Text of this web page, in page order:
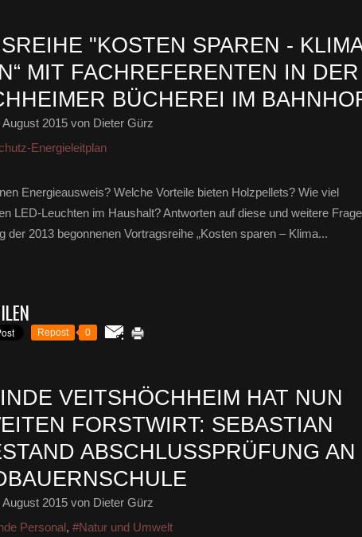
"KOSTEN SPAREN -
MIT FACHREFERENTEN IN DER
BÜCHEREI IM
August 2015 von Dieter Gürz
Energieleitplan
Energieausweis? Welche Vorteile bieten Holzpellets? Wie viel
LED-Leuchten im Haushalt? Antworten auf diese und weitere
der 2013 begonnenen Vortragsreihe „Kosten sparen – Klima...
Repost 0
VEITSHÖCHHEIM HAT NUN
FORSTWIRT: SEBASTIAN
ABSCHLUSSPRÜFUNG AN
August 2015 von Dieter Gürz
Personal, #Natur und Umwelt